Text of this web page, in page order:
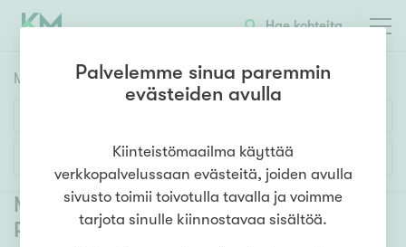
Hae kohteita
Myyntikohteet
1h 2h 3h 4h 5h+
Lisää hakuehtoja
Myytävät asunnot Kouvola Pikku-
Palomäki (1)
Palvelemme sinua paremmin
evästeiden avulla
Kiinteistömaailma käyttää
verkkopalvelussaan evästeitä, joiden avulla
sivusto toimii toivotulla tavalla ja voimme
tarjota sinulle kiinnostavaa sisältöä.